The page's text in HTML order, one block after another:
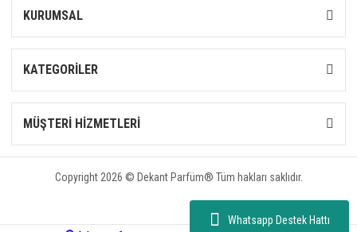
Whatsapp Destek Hattı
KURUMSAL
KATEGORİLER
MÜŞTERİ HİZMETLERİ
Copyright 2026 © Dekant Parfüm® Tüm hakları saklıdır.